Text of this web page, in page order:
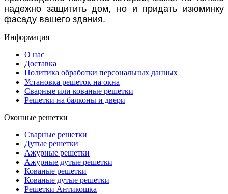
надежно защитить дом, но и придать изюминку
фасаду вашего здания.
Информация
О нас
Доставка
Политика обработки персональных данных
Установка решеток на окна
Сварные или кованые решетки
Решетки на балконы и двери
Оконные решетки
Сварные решетки
Дутые решетки
Ажурные решетки
Ажурные дутые решетки
Кованые решетки
Кованые дутые решетки
Решетки Антикошка